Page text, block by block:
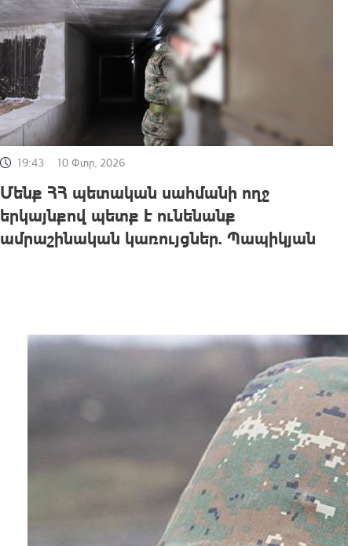
19:43 10 Փտր, 2026
Մենք ՀՀ պետական սահմանի ողջ
երկայնքով պետք է ունենանք
ամրաշինական կառույցներ. Պապիկյան